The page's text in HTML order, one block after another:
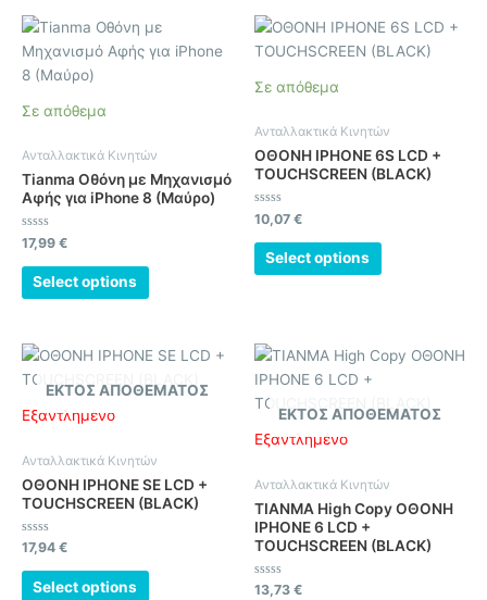
Σε απόθεμα
Ανταλλακτικά Κινητών
Tianma Οθόνη με Μηχανισμό
Αφής για iPhone 8 (Μαύρο)
Βαθμολογήθηκε
με
0
από
17,99 €
Select options
Σε απόθεμα
Ανταλλακτικά Κινητών
ΟΘΟΝΗ IPHONE 6S LCD +
TOUCHSCREEN (BLACK)
Βαθμολογήθηκε
με
0
από
10,07 €
Select options
ΕΚΤΌΣ ΑΠΟΘΈΜΑΤΟΣ
Εξαντλημένο
Ανταλλακτικά Κινητών
ΟΘΟΝΗ IPHONE SE LCD +
TOUCHSCREEN (BLACK)
Βαθμολογήθηκε
0
από
17,94 €
Select options
ΕΚΤΌΣ ΑΠΟΘΈΜΑΤΟΣ
Εξαντλημένο
Ανταλλακτικά Κινητών
TIANMA High Copy ΟΘΟΝΗ
IPHONE 6 LCD +
TOUCHSCREEN (BLACK)
Βαθμολογήθηκε
13,73 €